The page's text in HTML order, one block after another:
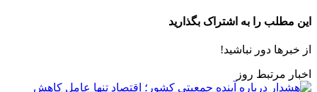
این مطلب را به اشتراک بگذارید
از خبرها دور نباشید!
اخبار مرتبط روز